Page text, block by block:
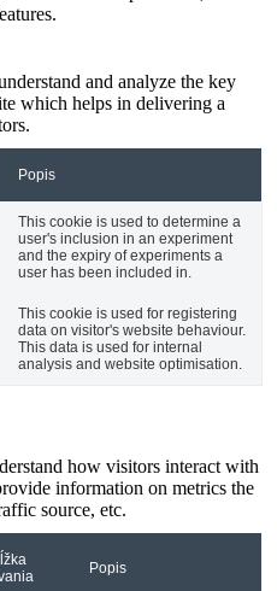
and analyze the key
which helps in delivering a
Popis
This cookie is used to determine a
user's inclusion in an experiment
and the expiry of experiments a
user has been included in.
This cookie is used for registering
data on visitor's website behaviour.
This data is used for internal
analysis and website optimisation.
how visitors interact with
information on metrics the
source, etc.
Popis